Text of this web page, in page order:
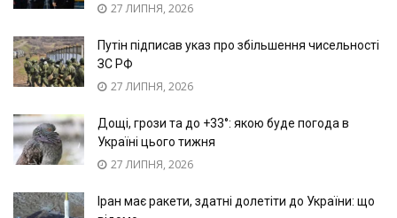
27 ЛИПНЯ, 2026
Путін підписав указ про збільшення чисельності
ЗС РФ
27 ЛИПНЯ, 2026
Дощі, грози та до +33°: якою буде погода в
Україні цього тижня
27 ЛИПНЯ, 2026
Іран має ракети, здатні долетіти до України: що